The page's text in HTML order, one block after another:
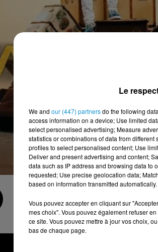
Le
We and our (447) partnersdo the following
access information on a device; Use limited
select personalised advertising; Measure
statistics or combinations of data from
profiles to select personalised content; Use
Deliver and present advertising and content;
data such as IP address and browsing data to
requested; Use precise geolocation data;
based on information transmitted automatically.
Vous pouvez accepter en cliquant sur
mes choix". Vous pouvez également refuser
ce site. Vous pouvez mettre à jour vos choix,
bas de chaque page.